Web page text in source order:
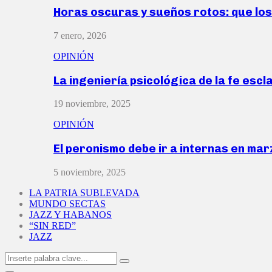
Horas oscuras y sueños rotos: que
7 enero, 2026
OPINIÓN
La ingeniería psicológica de la fe
19 noviembre, 2025
OPINIÓN
El peronismo debe ir a internas en
5 noviembre, 2025
LA PATRIA SUBLEVADA
MUNDO SECTAS
JAZZ Y HABANOS
“SIN RED”
JAZZ
Search
for:
Search